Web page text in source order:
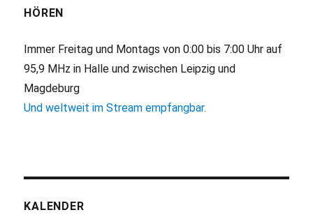
HÖREN
Immer Freitag und Montags von 0:00 bis 7:00 Uhr auf
95,9 MHz in Halle und zwischen Leipzig und
Magdeburg
Und weltweit im Stream empfangbar.
KALENDER